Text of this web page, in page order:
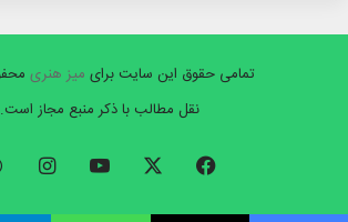
تمامی حقوق این سایت برای میز هنری
نقل مطالب با ذکر منبع مجاز است.
فیسبوک ایکس یوتیوب